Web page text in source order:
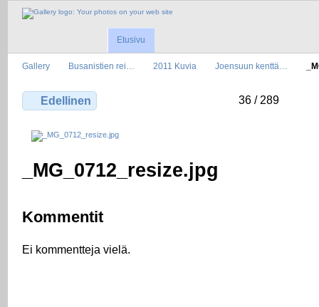
Etusivu
Gallery Busanistien rei… 2011 Kuvia Joensuun kenttä…
Edellinen 36 / 289
_MG_0712_resize.jpg
Kommentit
Ei kommentteja vielä.